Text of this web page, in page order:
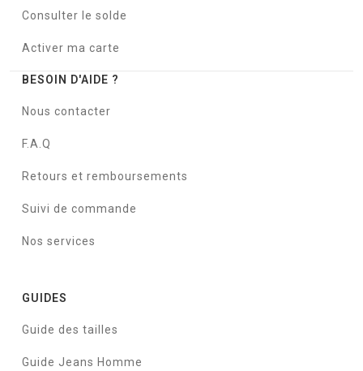
Consulter le solde
Activer ma carte
BESOIN D'AIDE ?
Nous contacter
F.A.Q
Retours et remboursements
Suivi de commande
Nos services
GUIDES
Guide des tailles
Guide Jeans Homme